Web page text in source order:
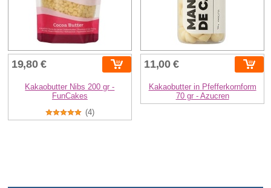
19,80 €
Kakaobutter Nibs 200 gr -
FunCakes
(4)
11,00 €
Kakaobutter in Pfefferkornform
70 gr - Azucren